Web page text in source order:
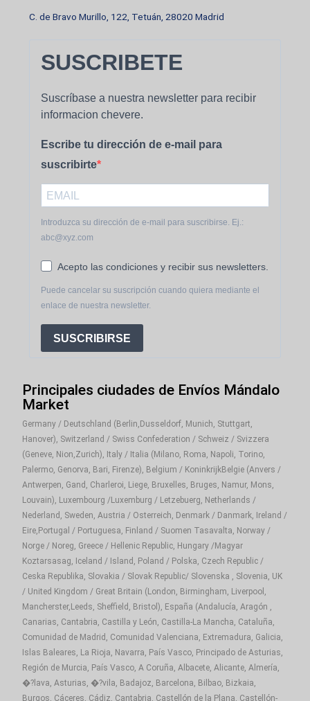
C. de Bravo Murillo, 122, Tetuán, 28020 Madrid
SUSCRIBETE
Suscríbase a nuestra newsletter para recibir
informacion chevere.
Escribe tu dirección de e-mail para
suscribirte
Introduzca su dirección de e-mail para suscribirse. Ej.:
abc@xyz.com
Acepto las condiciones y recibir sus newsletters.
Puede cancelar su suscripción cuando quiera mediante el
enlace de nuestra newsletter.
SUSCRIBIRSE
Principales ciudades de Envíos Mándalo
Market
Germany / Deutschland (Berlin,Dusseldorf, Munich, Stuttgart,
Hanover), Switzerland / Swiss Confederation / Schweiz / Svizzera
(Geneve, Nion,Zurich), Italy / Italia (Milano, Roma, Napoli, Torino,
Palermo, Genorva, Bari, Firenze), Belgium / KoninkrijkBelgie (Anvers /
Antwerpen, Gand, Charleroi, Liege, Bruxelles, Bruges, Namur, Mons,
Louvain), Luxembourg /Luxemburg / Letzebuerg, Netherlands /
Nederland, Sweden, Austria / Osterreich, Denmark / Danmark, Ireland /
Eire,Portugal / Portuguesa, Finland / Suomen Tasavalta, Norway /
Norge / Noreg, Greece / Hellenic Republic, Hungary /Magyar
Koztarsasag, Iceland / Island, Poland / Polska, Czech Republic /
Ceska Republika, Slovakia / Slovak Republic/ Slovenska , Slovenia, UK
/ United Kingdom / Great Britain (London, Birmingham, Liverpool,
Mancherster,Leeds, Sheffield, Bristol), España (Andalucía, Aragón ,
Canarias, Cantabria, Castilla y León, Castilla-La Mancha, Cataluña,
Comunidad de Madrid, Comunidad Valenciana, Extremadura, Galicia,
Islas Baleares, La Rioja, Navarra, País Vasco, Principado de Asturias,
Región de Murcia, País Vasco, A Coruña, Albacete, Alicante, Almería,
�?lava, Asturias, �?vila, Badajoz, Barcelona, Bilbao, Bizkaia,
Burgos, Cáceres, Cádiz, Cantabria, Castellón de la Plana, Castellón-